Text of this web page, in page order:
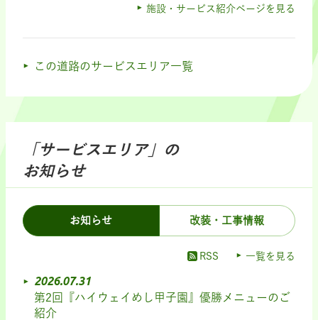
施設・サービス紹介ページを見る
この道路のサービスエリア一覧
「サービスエリア」の
お知らせ
お知らせ 改装・工事情報
RSS 一覧を見る
2026.07.31
第2回『ハイウェイめし甲子園』優勝メニューのご
紹介